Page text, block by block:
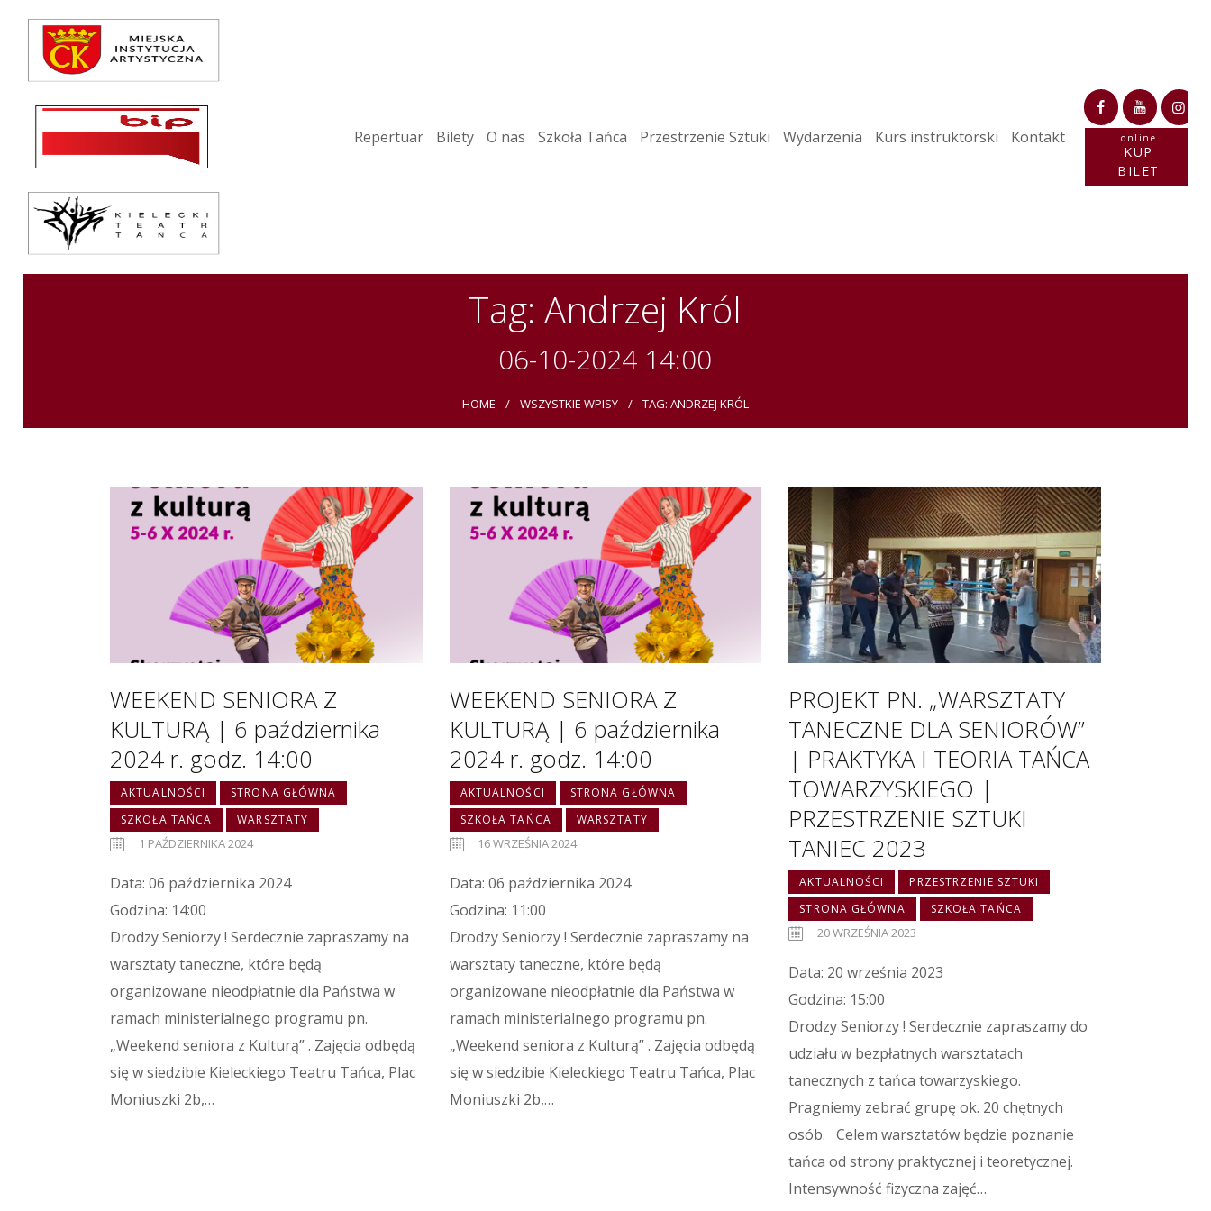
Repertuar Bilety O nas Szkoła Tańca Przestrzenie Sztuki Wydarzenia Kurs instruktorski Kontakt online
KUP
BILET
Tag: Andrzej Król
06-10-2024 14:00
HOME WSZYSTKIE WPISY TAG: ANDRZEJ KRÓL
Repertuar
Teatr / Zespół
Szkoła
Przestrzenie Sztuki
Warsztaty
Festiwal
WEEKEND SENIORA Z
KULTURĄ | 6 października
2024 r. godz. 14:00
AKTUALNOŚCI
STRONA GŁÓWNA
SZKOŁA TAŃCA
WARSZTATY
1 PAŹDZIERNIKA 2024
Data: 06 października 2024
Godzina: 14:00
Drodzy Seniorzy ! Serdecznie zapraszamy na
warsztaty taneczne, które będą
organizowane nieodpłatnie dla Państwa w
ramach ministerialnego programu pn.
„Weekend seniora z Kulturą” . Zajęcia odbędą
się w siedzibie Kieleckiego Teatru Tańca, Plac
Moniuszki 2b,…
WEEKEND SENIORA Z
KULTURĄ | 6 października
2024 r. godz. 14:00
AKTUALNOŚCI
STRONA GŁÓWNA
SZKOŁA TAŃCA
WARSZTATY
16 WRZEŚNIA 2024
Data: 06 października 2024
Godzina: 11:00
Drodzy Seniorzy ! Serdecznie zapraszamy na
warsztaty taneczne, które będą
organizowane nieodpłatnie dla Państwa w
ramach ministerialnego programu pn.
„Weekend seniora z Kulturą” . Zajęcia odbędą
się w siedzibie Kieleckiego Teatru Tańca, Plac
Moniuszki 2b,…
PROJEKT PN. „WARSZTATY
TANECZNE DLA SENIORÓW”
| PRAKTYKA I TEORIA TAŃCA
TOWARZYSKIEGO |
PRZESTRZENIE SZTUKI
TANIEC 2023
AKTUALNOŚCI
PRZESTRZENIE SZTUKI
STRONA GŁÓWNA
SZKOŁA TAŃCA
20 WRZEŚNIA 2023
Data: 20 września 2023
Godzina: 15:00
Drodzy Seniorzy ! Serdecznie zapraszamy do
udziału w bezpłatnych warsztatach
tanecznych z tańca towarzyskiego.
Pragniemy zebrać grupę ok. 20 chętnych
osób. Celem warsztatów będzie poznanie
tańca od strony praktycznej i teoretycznej.
Intensywność fizyczna zajęć…